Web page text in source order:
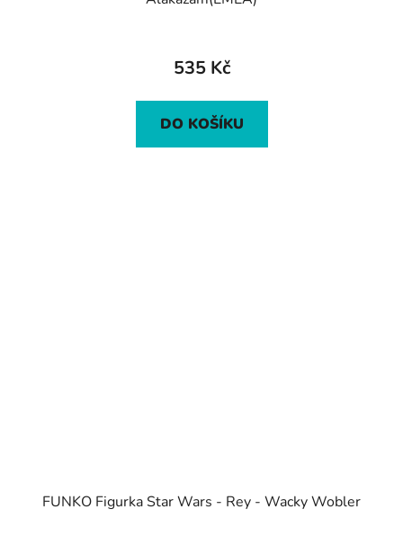
535 Kč
DO KOŠÍKU
FUNKO Figurka Star Wars - Rey - Wacky Wobler